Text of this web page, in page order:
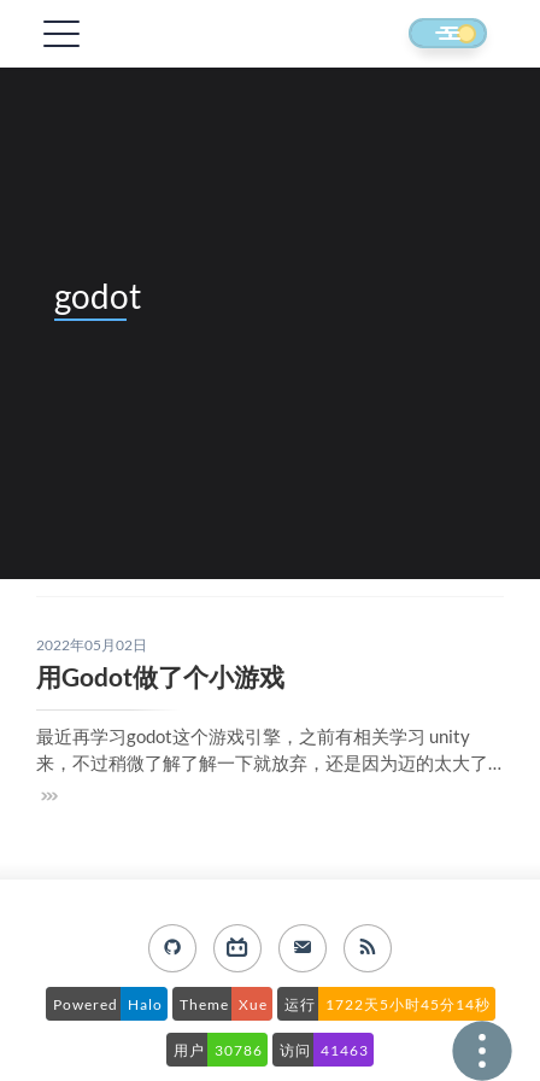
godot
2022年05月02日
用Godot做了个小游戏
最近再学习godot这个游戏引擎，之前有相关学习 unity
来，不过稍微了解了解一下就放弃，还是因为迈的太大了
吧。之前有用 java的一个游戏引擎libgdx写过一个2048，
Powered Halo Theme Xue 运行 1722天5小时45分14秒
用户 30786 访问 41463